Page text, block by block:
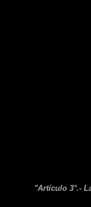
"Artículo 3°.-